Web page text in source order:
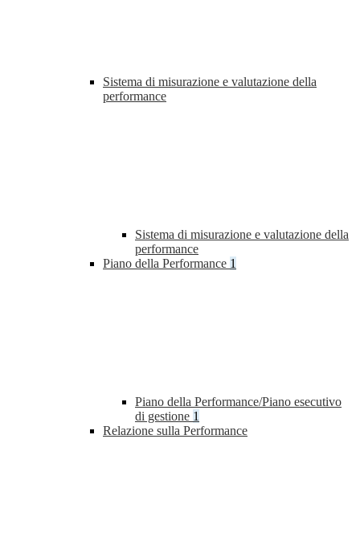
Sistema di misurazione e valutazione della
performance
Sistema di misurazione e valutazione della
performance
Piano della Performance 1
Piano della Performance/Piano esecutivo
di gestione 1
Relazione sulla Performance